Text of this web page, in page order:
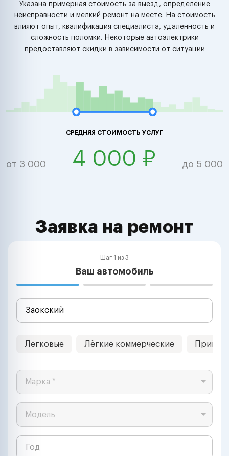
Указана примерная стоимость за выезд, определение
неисправности и мелкий ремонт на месте. На стоимость
влияют опыт, квалификация специалиста, удаленность и
сложность поломки. Некоторые автоэлектрики
предоставляют скидки в зависимости от ситуации
СРЕДНЯЯ СТОИМОСТЬ УСЛУГ
от 3 000 4 000 ₽ до 5 000
Заявка на ремонт
Шаг 1 из 3
Ваш автомобиль
Легковые Лёгкие коммерческие
Марка *
Модель